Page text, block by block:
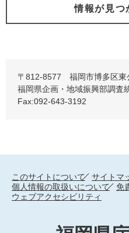
情報が見つ
〒812-8577 福岡市博多区東
福岡県企画・地域振興部調
Fax:092-643-3192
このサイトについて
サイトマ
個人情報の取扱いについて
免
ウェブアクセシビリティ